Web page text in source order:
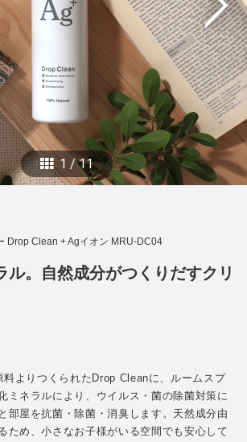
Drop Clean + Agイオン MRU-DC04
ル。自然成分がつくりだすクリ
料よりつくられたDrop Cleanに、ルームスプ
ミネラルにより、ウイルス・菌の除菌対策に
部屋を抗菌・除菌・消臭します。天然成分由
ため、小さなお子様がいる空間でも安心して
1 /11